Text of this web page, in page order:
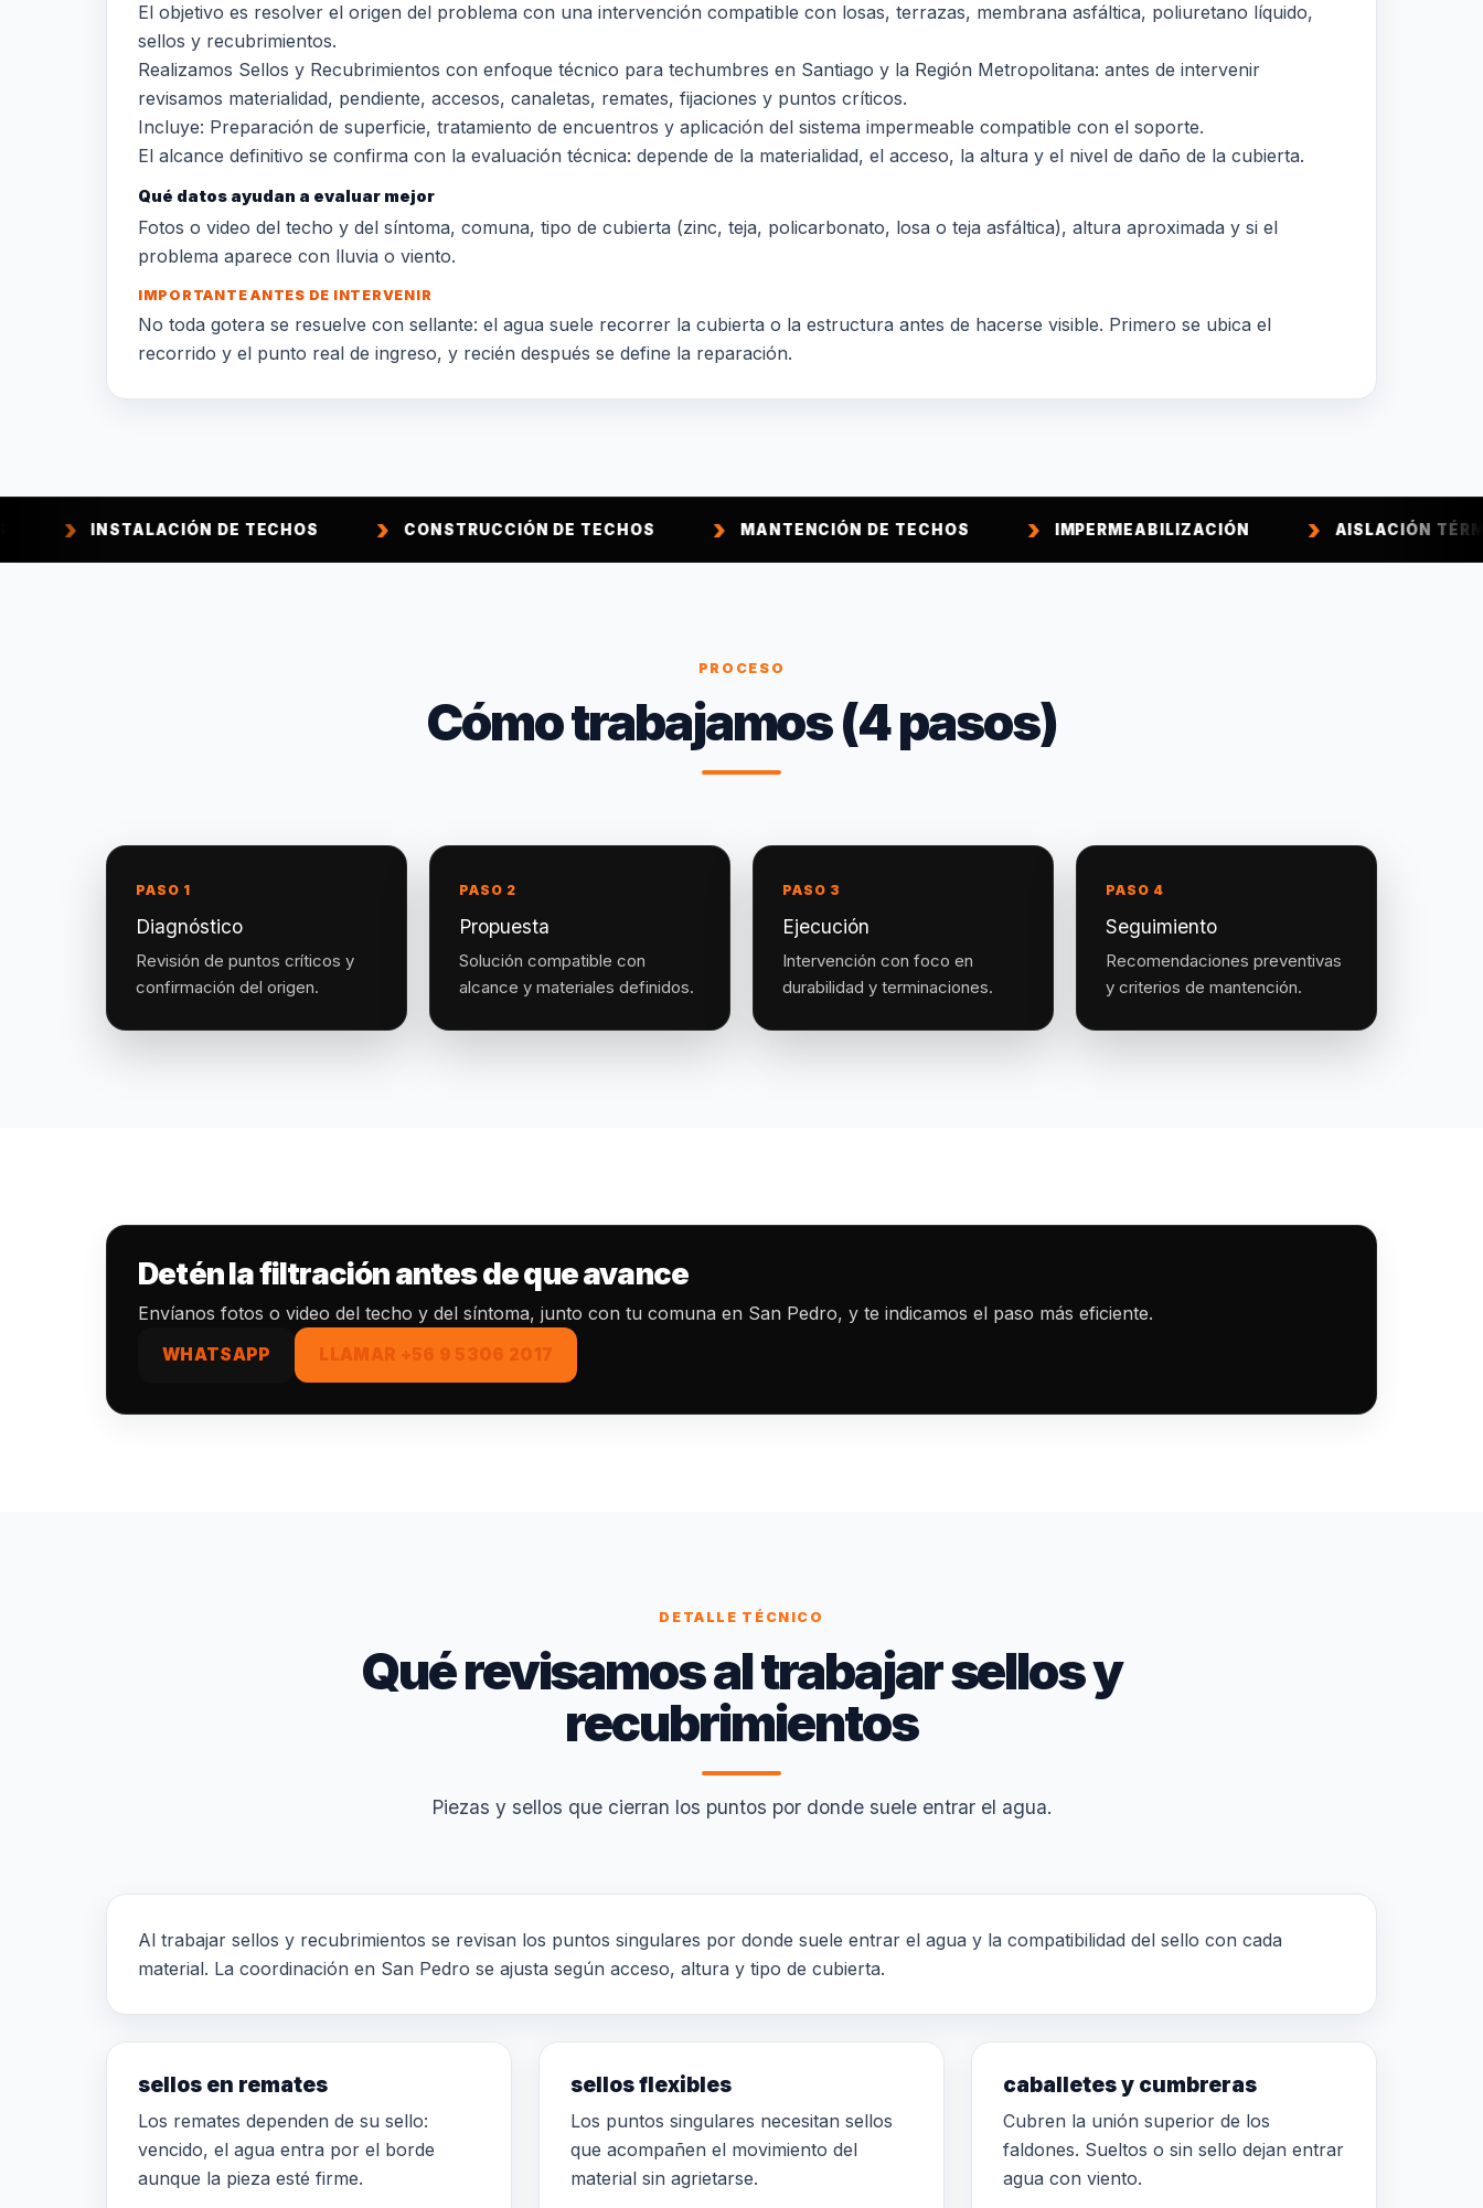
El objetivo es resolver el origen del problema con una intervención compatible con losas, terrazas, membrana asfáltica, poliuretano líquido,
sellos y recubrimientos.
Realizamos Sellos y Recubrimientos con enfoque técnico para techumbres en Santiago y la Región Metropolitana: antes de intervenir
revisamos materialidad, pendiente, accesos, canaletas, remates, fijaciones y puntos críticos.
Incluye: Preparación de superficie, tratamiento de encuentros y aplicación del sistema impermeable compatible con el soporte.
El alcance definitivo se confirma con la evaluación técnica: depende de la materialidad, el acceso, la altura y el nivel de daño de la cubierta.
Qué datos ayudan a evaluar mejor
Fotos o video del techo y del síntoma, comuna, tipo de cubierta (zinc, teja, policarbonato, losa o teja asfáltica), altura aproximada y si el
problema aparece con lluvia o viento.
IMPORTANTE ANTES DE INTERVENIR
No toda gotera se resuelve con sellante: el agua suele recorrer la cubierta o la estructura antes de hacerse visible. Primero se ubica el
recorrido y el punto real de ingreso, y recién después se define la reparación.
DE TECHOS CONSTRUCCIÓN DE TECHOS MANTENCIÓN DE TECHOS IMPERMEABILIZACIÓN AISLACIÓN TÉRMICA
PROCESO
Cómo trabajamos (4 pasos)
PASO 1
Diagnóstico
Revisión de puntos críticos y
confirmación del origen.
PASO 2
Propuesta
Solución compatible con
alcance y materiales definidos.
PASO 3
Ejecución
Intervención con foco en
durabilidad y terminaciones.
PASO 4
Seguimiento
Recomendaciones preventivas
y criterios de mantención.
Detén la filtración antes de que avance
Envíanos fotos o video del techo y del síntoma, junto con tu comuna en San Pedro, y te indicamos el paso más eficiente.
WHATSAPP LLAMAR +56 9 5306 2017
DETALLE TÉCNICO
Qué revisamos al trabajar sellos y
recubrimientos
Piezas y sellos que cierran los puntos por donde suele entrar el agua.
Al trabajar sellos y recubrimientos se revisan los puntos singulares por donde suele entrar el agua y la compatibilidad del sello con cada
material. La coordinación en San Pedro se ajusta según acceso, altura y tipo de cubierta.
sellos en remates
Los remates dependen de su sello:
vencido, el agua entra por el borde
aunque la pieza esté firme.
sellos flexibles
Los puntos singulares necesitan sellos
que acompañen el movimiento del
material sin agrietarse.
caballetes y cumbreras
Cubren la unión superior de los
faldones. Sueltos o sin sello dejan entrar
agua con viento.